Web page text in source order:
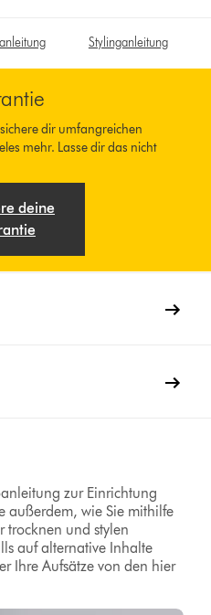
Stylinganleitung
dir umfangreichen
mehr. Lasse dir das nicht
deine
zur Einrichtung
außerdem, wie Sie mithilfe
trocknen und stylen
auf alternative Inhalte
Ihre Aufsätze von den hier